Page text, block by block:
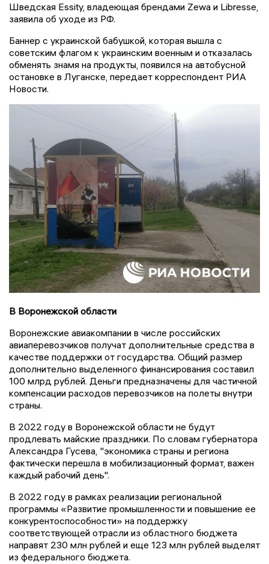
Шведская Essity, владеющая брендами Zewa и Libresse,
заявила об уходе из РФ.
Баннер с украинской бабушкой, которая вышла с
советским флагом к украинским военным и отказалась
обменять знамя на продукты, появился на автобусной
остановке в Луганске, передает корреспондент РИА
Новости.
В Воронежской области
Воронежские авиакомпании в числе российских
авиаперевозчиков получат дополнительные средства в
качестве поддержки от государства. Общий размер
дополнительно выделенного финансирования составил
100 млрд рублей. Деньги предназначены для частичной
компенсации расходов перевозчиков на полеты внутри
страны.
В 2022 году в Воронежской области не будут
продлевать майские праздники. По словам губернатора
Александра Гусева, "экономика страны и региона
фактически перешла в мобилизационный формат, важен
каждый рабочий день".
В 2022 году в рамках реализации региональной
программы «Развитие промышленности и повышение ее
конкурентоспособности» на поддержку
соответствующей отрасли из областного бюджета
направят 230 млн рублей и еще 123 млн рублей выделят
из федерального бюджета.